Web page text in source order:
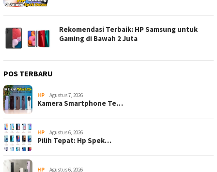
Rekomendasi Terbaik: HP Samsung untuk
Gaming di Bawah 2 Juta
POS TERBARU
HP Agustus 7, 2026
Kamera Smartphone Te…
HP Agustus 6, 2026
Pilih Tepat: Hp Spek…
HP Agustus 6, 2026